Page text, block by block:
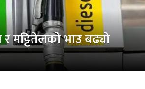
मट्टितेलको भाउ बढ्यो